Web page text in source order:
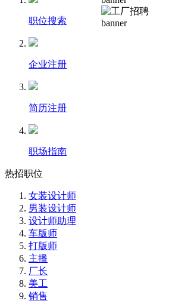
职位搜索
企业注册
简历注册
职场指南
热招职位
女装设计师
男装设计师
设计师助理
车版师
打版师
主播
厂长
美工
销售